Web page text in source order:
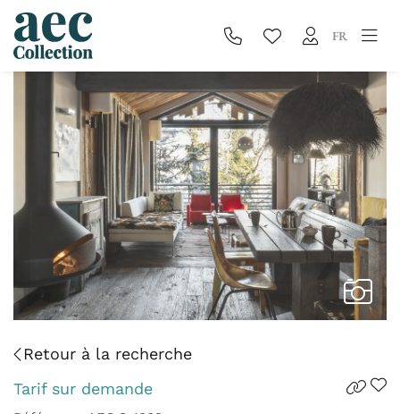
FR
Retour à la recherche
Tarif sur demande